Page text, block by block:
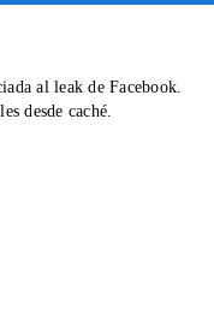
al leak de Facebook.
desde caché.